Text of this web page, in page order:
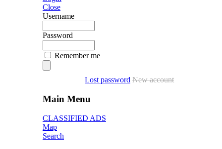
Close
Username
Password
Remember me
Lost password New account
Main Menu
CLASSIFIED ADS
Map
Search